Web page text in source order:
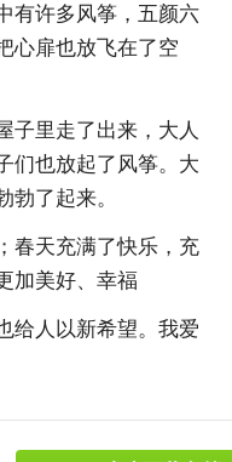
有许多风筝，五颜六
心扉也放飞在了空
子里走了出来，大人
们也放起了风筝。大
勃了起来。
春天充满了快乐，充
加美好、幸福
给人以新希望。我爱